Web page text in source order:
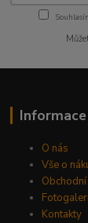
O nás
Vše o
Kontakty